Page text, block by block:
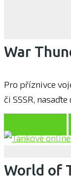
War
Pro příznivce
či SSSR,
World of